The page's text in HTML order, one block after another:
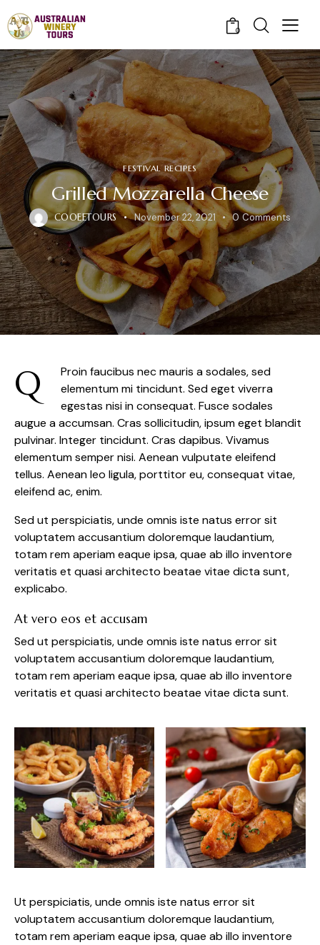
0
FESTIVAL RECIPES
Grilled Mozzarella Cheese
COOEETOURS November 22, 2021 0 Comments
Q
Proin faucibus nec mauris a sodales, sed
elementum mi tincidunt. Sed eget viverra
egestas nisi in consequat. Fusce sodales
augue a accumsan. Cras sollicitudin, ipsum eget blandit
pulvinar. Integer tincidunt. Cras dapibus. Vivamus
elementum semper nisi. Aenean vulputate eleifend
tellus. Aenean leo ligula, porttitor eu, consequat vitae,
eleifend ac, enim.
Sed ut perspiciatis, unde omnis iste natus error sit
voluptatem accusantium doloremque laudantium,
totam rem aperiam eaque ipsa, quae ab illo inventore
veritatis et quasi architecto beatae vitae dicta sunt,
explicabo.
At vero eos et accusam
Sed ut perspiciatis, unde omnis iste natus error sit
voluptatem accusantium doloremque laudantium,
totam rem aperiam eaque ipsa, quae ab illo inventore
veritatis et quasi architecto beatae vitae dicta sunt.
Ut perspiciatis, unde omnis iste natus error sit
voluptatem accusantium doloremque laudantium,
totam rem aperiam eaque ipsa, quae ab illo inventore